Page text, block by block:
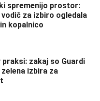
spremenijo prostor:
za izbiro ogledala
kopalnico
zakaj so Guardi
izbira za